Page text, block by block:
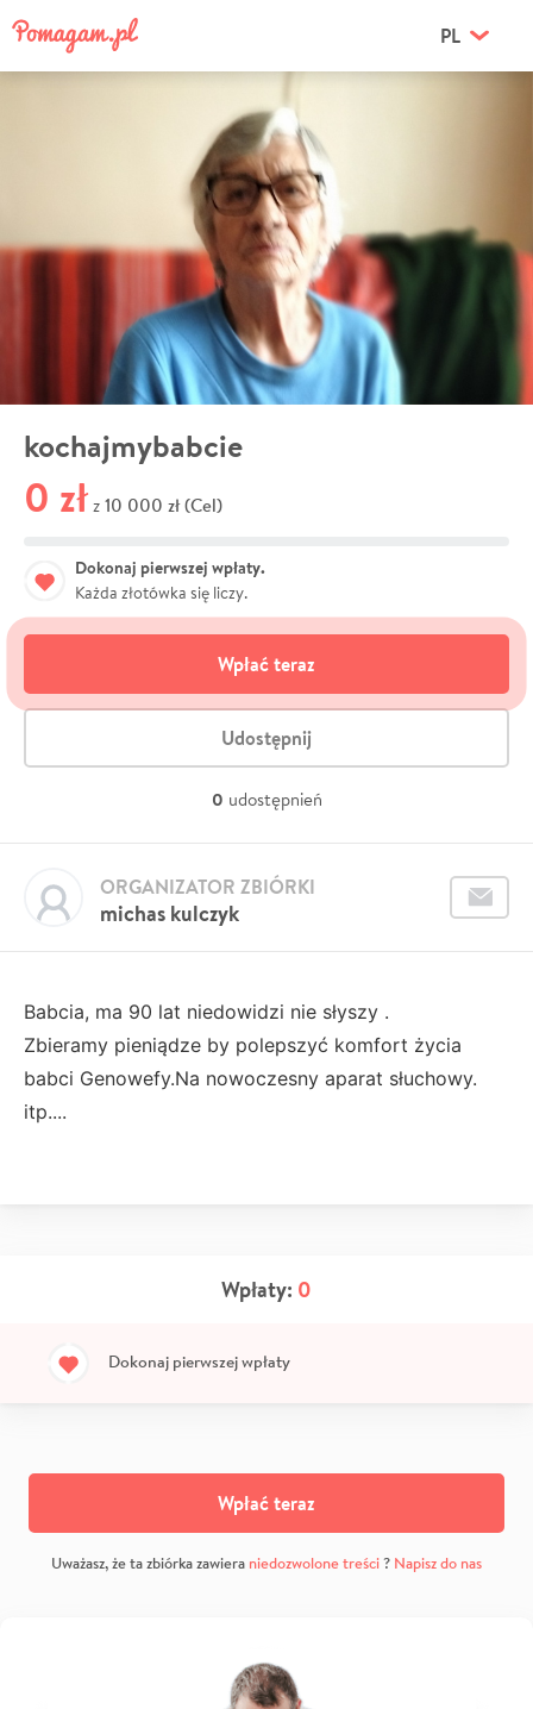
PL
kochajmybabcie
0 zł z 10 000 zł (Cel)
Dokonaj pierwszej wpłaty.
Każda złotówka się liczy.
Wpłać teraz
Udostępnij
0 udostępnień
michas kulczyk
ORGANIZATOR ZBIÓRKI
Babcia, ma 90 lat niedowidzi nie słyszy .
Zbieramy pieniądze by polepszyć komfort życia
babci Genowefy.Na nowoczesny aparat słuchowy.
itp....
Wpłaty: 0
Dokonaj pierwszej wpłaty
Wpłać teraz
Uważasz, że ta zbiórka zawiera niedozwolone treści? Napisz do nas